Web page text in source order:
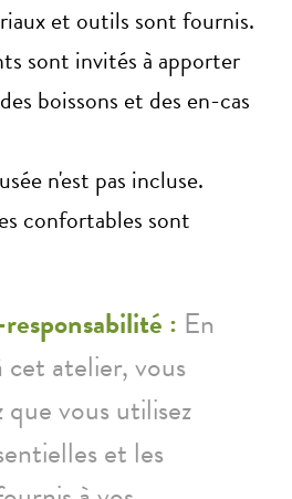
et outils sont fournis.
sont invités à apporter
boissons et des en-cas
n'est pas incluse.
confortables sont
: En
atelier, vous
que vous utilisez
et les